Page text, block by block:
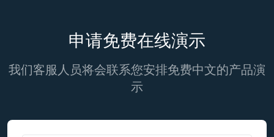
申请免费在线演示
我们客服人员将会联系您安排免费中文的产品演
示